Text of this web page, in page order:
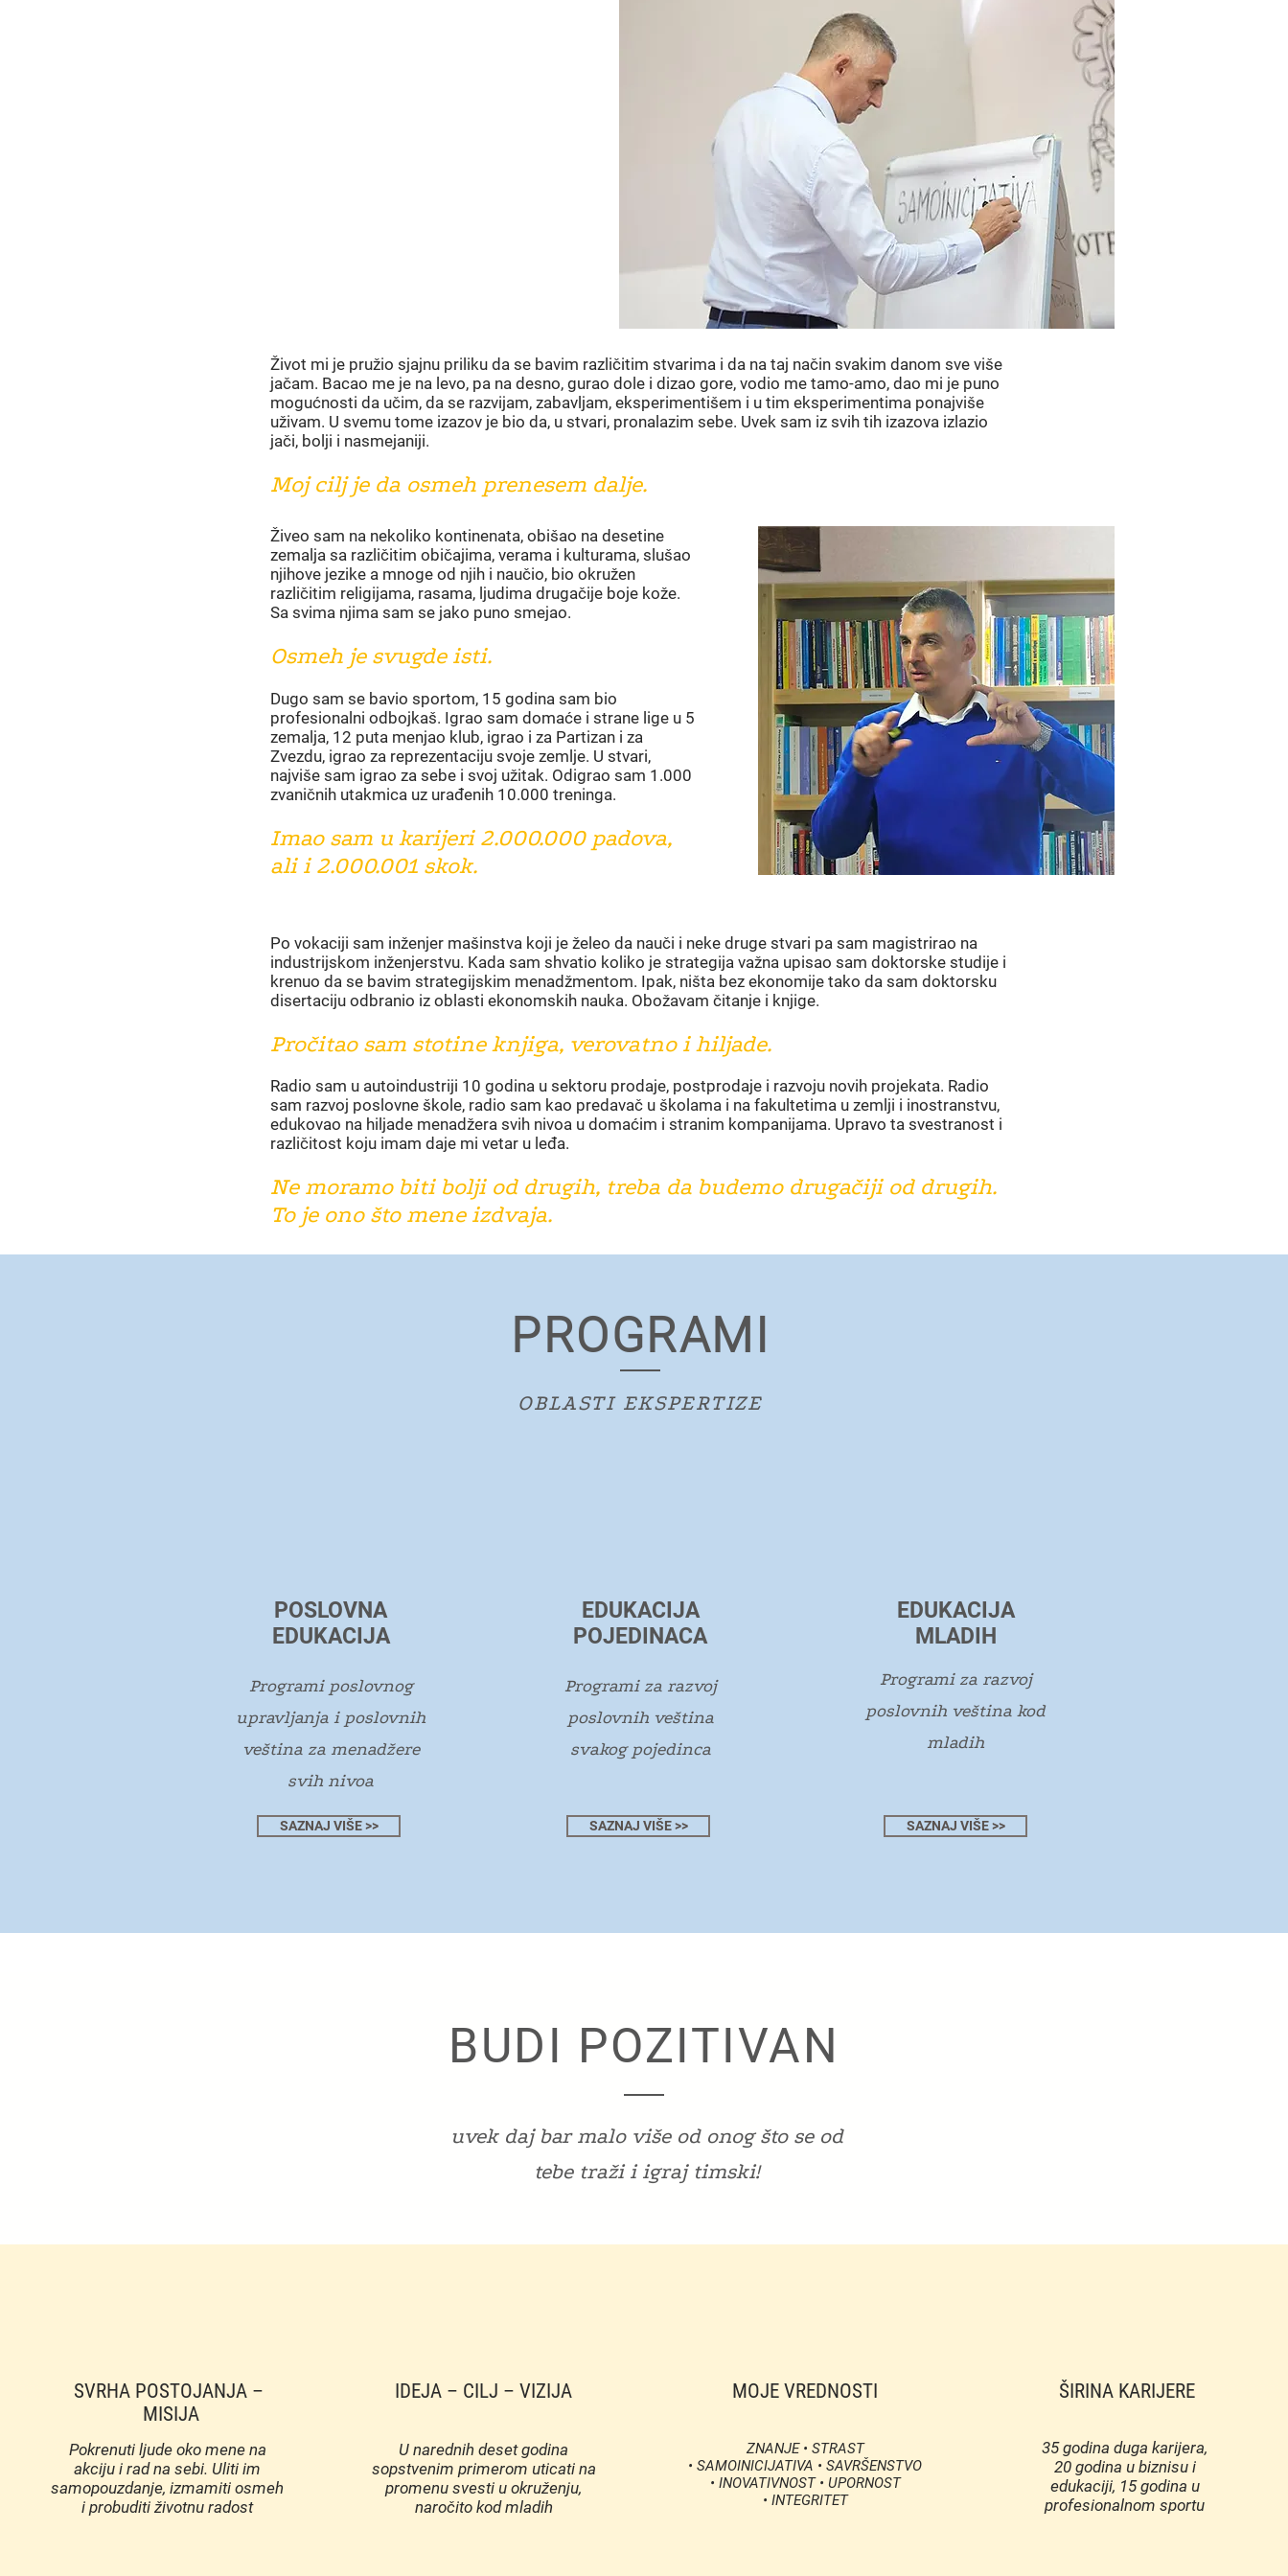
Život mi je pružio sjajnu priliku da se bavim različitim stvarima i da na taj način svakim danom sve više
jačam. Bacao me je na levo, pa na desno, gurao dole i dizao gore, vodio me tamo-amo, dao mi je puno
mogućnosti da učim, da se razvijam, zabavljam, eksperimentišem i u tim eksperimentima ponajviše
uživam. U svemu tome izazov je bio da, u stvari, pronalazim sebe. Uvek sam iz svih tih izazova izlazio
jači, bolji i nasmejaniji.
Moj cilj je da osmeh prenesem dalje.
Živeo sam na nekoliko kontinenata, obišao na desetine
zemalja sa različitim običajima, verama i kulturama, slušao
njihove jezike a mnoge od njih i naučio, bio okružen
različitim religijama, rasama, ljudima drugačije boje kože.
Sa svima njima sam se jako puno smejao.
Osmeh je svugde isti.
Dugo sam se bavio sportom, 15 godina sam bio
profesionalni odbojkaš. Igrao sam domaće i strane lige u 5
zemalja, 12 puta menjao klub, igrao i za Partizan i za
Zvezdu, igrao za reprezentaciju svoje zemlje. U stvari,
najviše sam igrao za sebe i svoj užitak. Odigrao sam 1.000
zvaničnih utakmica uz urađenih 10.000 treninga.
Imao sam u karijeri 2.000.000 padova,
ali i 2.000.001 skok.
Po vokaciji sam inženjer mašinstva koji je želeo da nauči i neke druge stvari pa sam magistrirao na
industrijskom inženjerstvu. Kada sam shvatio koliko je strategija važna upisao sam doktorske studije i
krenuo da se bavim strategijskim menadžmentom. Ipak, ništa bez ekonomije tako da sam doktorsku
disertaciju odbranio iz oblasti ekonomskih nauka. Obožavam čitanje i knjige.
Pročitao sam stotine knjiga, verovatno i hiljade.
Radio sam u autoindustriji 10 godina u sektoru prodaje, postprodaje i razvoju novih projekata. Radio
sam razvoj poslovne škole, radio sam kao predavač u školama i na fakultetima u zemlji i inostranstvu,
edukovao na hiljade menadžera svih nivoa u domaćim i stranim kompanijama. Upravo ta svestranost i
različitost koju imam daje mi vetar u leđa.
Ne moramo biti bolji od drugih, treba da budemo drugačiji od drugih.
To je ono što mene izdvaja.
PROGRAMI
OBLASTI EKSPERTIZE
POSLOVNA
EDUKACIJA
Programi poslovnog
upravljanja i poslovnih
veština za menadžere
svih nivoa
SAZNAJ VIŠE >>
EDUKACIJA
POJEDINACA
Programi za razvoj
poslovnih veština
svakog pojedinca
SAZNAJ VIŠE >>
EDUKACIJA
MLADIH
Programi za razvoj
poslovnih veština kod
mladih
SAZNAJ VIŠE >>
BUDI POZITIVAN
uvek daj bar malo više od onog što se od
tebe traži i igraj timski!
SVRHA POSTOJANJA –
MISIJA
Pokrenuti ljude oko mene na
akciju i rad na sebi. Uliti im
samopouzdanje, izmamiti osmeh
i probuditi životnu radost
IDEJA – CILJ – VIZIJA
U narednih deset godina
sopstvenim primerom uticati na
promenu svesti u okruženju,
naročito kod mladih
MOJE VREDNOSTI
ZNANJE • STRAST
• SAMOINICIJATIVA • SAVRŠENSTVO
• INOVATIVNOST • UPORNOST
• INTEGRITET
ŠIRINA KARIJERE
35 godina duga karijera,
20 godina u biznisu i
edukaciji, 15 godina u
profesionalnom sportu